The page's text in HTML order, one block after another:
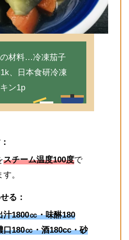
の材料…冷凍茄子
、日本食研冷凍
ン1p
スチーム温度100度で
。
る：
汁1800㏄・味醂180
口180㏄・酒180cc・砂